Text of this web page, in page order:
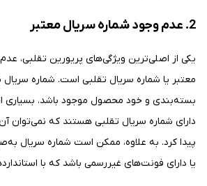
2. عدم وجود شماره سریال معتبر
یکی از اصلی‌ترین ویژگی‌های پریورین تقلبی،
معتبر یا شماره سریال تقلبی است. شماره
بسته‌بندی و خود محصول موجود باشد. بسیاری
دارای شماره سریال تقلبی هستند که نمی‌توان
پیدا کرد. به علاوه، ممکن است شماره سریال
یا دارای فونت‌های غیررسمی باشد که با